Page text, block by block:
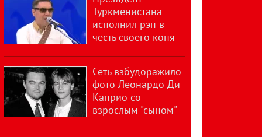
Туркменистана
исполнил рэп в
честь своего коня
Сеть взбудоражило
фото Леонардо Ди
Каприо со
взрослым "сыном"